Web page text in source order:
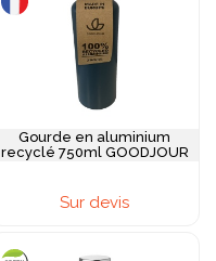
Gourde en aluminium
recyclé 750ml GOODJOUR
Sur devis